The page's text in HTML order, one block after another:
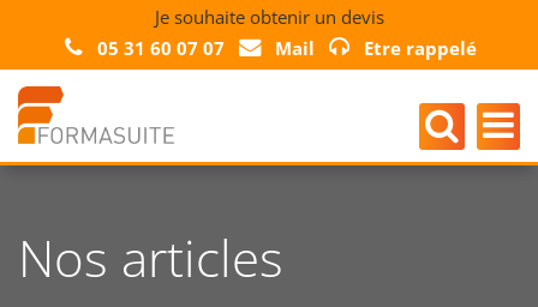
Je souhaite obtenir un devis
05 31 60 07 07
Mail Etre rappelé
Nos articles